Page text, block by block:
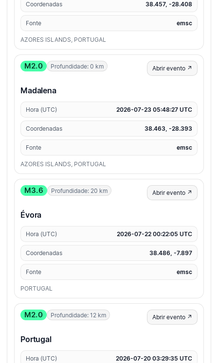
Coordenadas 38.457, -28.408
Fonte emsc
AZORES ISLANDS, PORTUGAL
M2.0 Profundidade: 0 km Abrir evento ↗
Madalena
Hora (UTC) 2026-07-23 05:48:27 UTC
Coordenadas 38.463, -28.393
Fonte emsc
AZORES ISLANDS, PORTUGAL
M3.6 Profundidade: 20 km Abrir evento ↗
Évora
Hora (UTC) 2026-07-22 00:22:05 UTC
Coordenadas 38.486, -7.897
Fonte emsc
PORTUGAL
M2.0 Profundidade: 12 km Abrir evento ↗
Portugal
Hora (UTC) 2026-07-20 03:29:35 UTC